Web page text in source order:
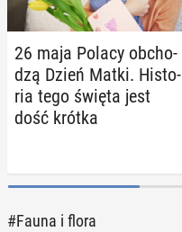
26 maja Polacy ob­cho­
dzą Dzień Matki. Hi­sto­
ria tego święta jest
dość krótka
#Fauna i flora